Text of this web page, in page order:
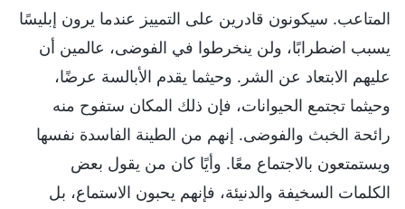
المتاعب. سيكونون قادرين على التمييز عندما يرون إبليسًا
يسبب اضطرابًا، ولن ينخرطوا في الفوضى، عالمين أن
عليهم الابتعاد عن الشر. وحيثما يقدم الأبالسة عرضًا،
وحيثما تجتمع الحيوانات، فإن ذلك المكان ستفوح منه
رائحة الخبث والفوضى. إنهم من الطينة الفاسدة نفسها
ويستمتعون بالاجتماع معًا. وأيًا كان من يقول بعض
الكلمات السخيفة والدنيئة، فإنهم يحبون الاستماع، بل